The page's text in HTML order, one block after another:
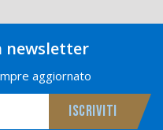
newsletter
aggiornato